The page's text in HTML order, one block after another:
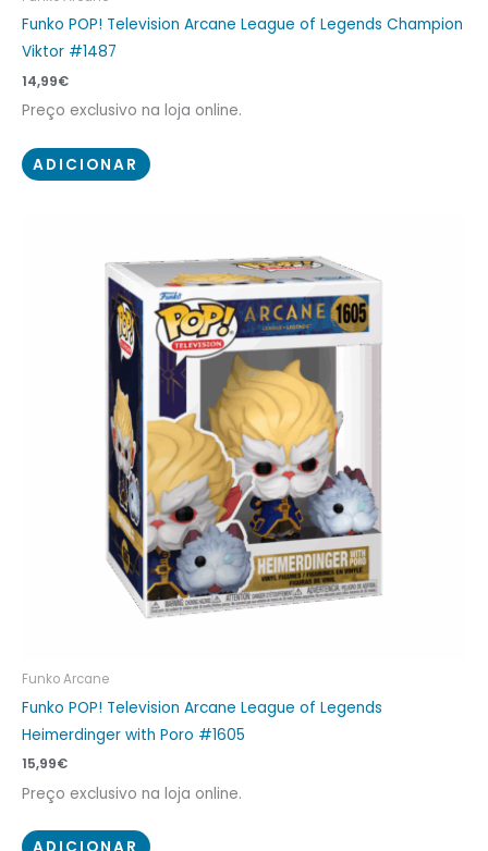
Funko POP! Television Arcane League of Legends Champion
Viktor #1487
14,99€
Preço exclusivo na loja online.
ADICIONAR
Funko Arcane
Funko POP! Television Arcane League of Legends
Heimerdinger with Poro #1605
15,99€
Preço exclusivo na loja online.
ADICIONAR